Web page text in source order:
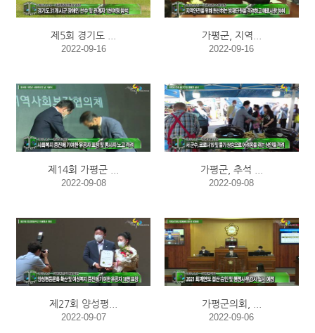
제5회 경기도 ...
2022-09-16
가평군, 지역...
2022-09-16
제14회 가평군 ...
2022-09-08
가평군, 추석 ...
2022-09-08
제27회 양성평...
2022-09-07
가평군의회, ...
2022-09-06